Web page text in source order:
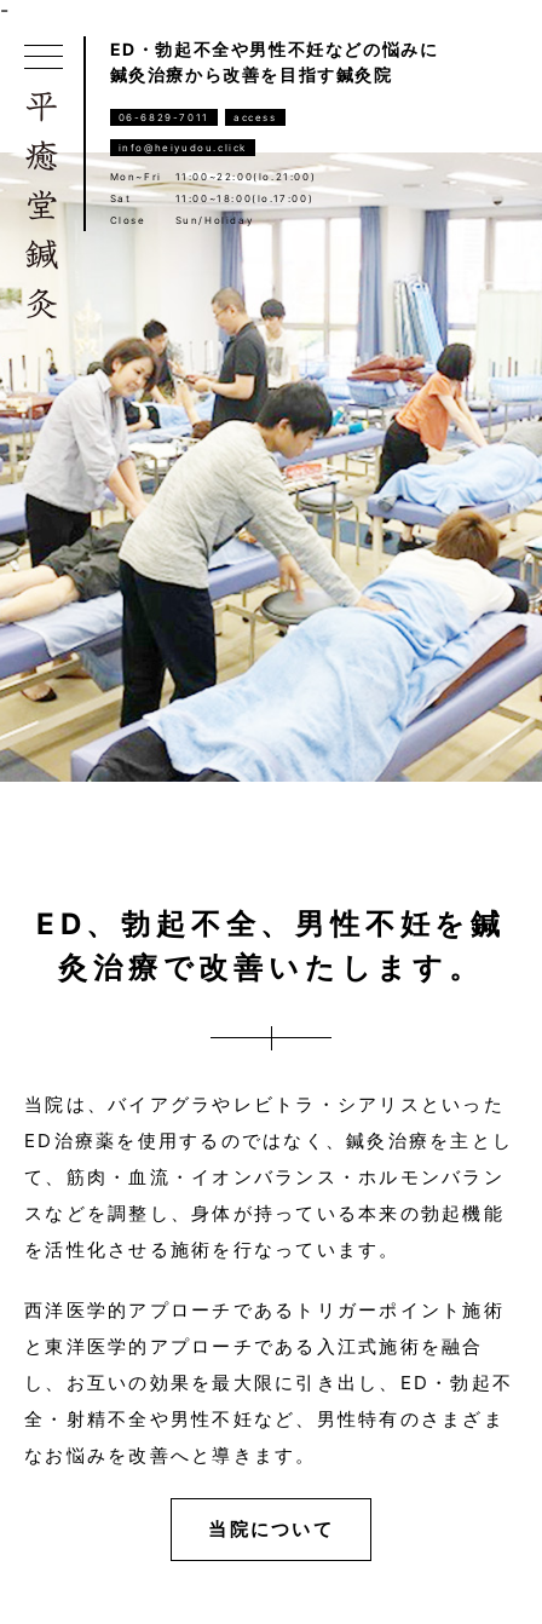
ED・勃起不全や男性不妊などの悩みに
鍼灸治療から改善を目指す鍼灸院
06-6829-7011 access
info@heiyudou.click
Mon~Fri
11:00~22:00(lo.21:00)
Sat
11:00~18:00(lo.17:00)
Close
Sun/Holiday
-
ED、勃起不全、男性不妊を鍼
灸治療で改善いたします。
当院は、バイアグラやレビトラ・シアリスといった
ED治療薬を使用するのではなく、鍼灸治療を主とし
て、筋肉・血流・イオンバランス・ホルモンバラン
スなどを調整し、身体が持っている本来の勃起機能
を活性化させる施術を行なっています。
西洋医学的アプローチであるトリガーポイント施術
と東洋医学的アプローチである入江式施術を融合
し、お互いの効果を最大限に引き出し、ED・勃起不
全・射精不全や男性不妊など、男性特有のさまざま
なお悩みを改善へと導きます。
当院について